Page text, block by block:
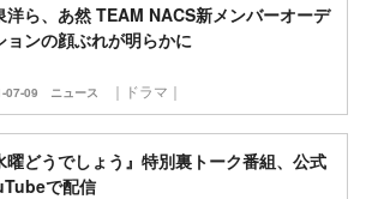
洋ら、あ然 TEAM NACS新メンバーオーデ
ョンの顔ぶれが明らかに
07-09 ニュース ｜ドラマ｜
曜どうでしょう』特別裏トーク番組、公式
で配信